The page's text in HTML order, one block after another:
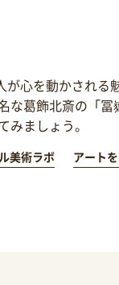
が心を動かされる
な葛飾北斎の「冨
ましょう。
美術ラボ アート